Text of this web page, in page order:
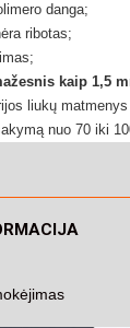
danga;
ribotas;
kaip 1,5
liukų matmenys
nuo 70 iki